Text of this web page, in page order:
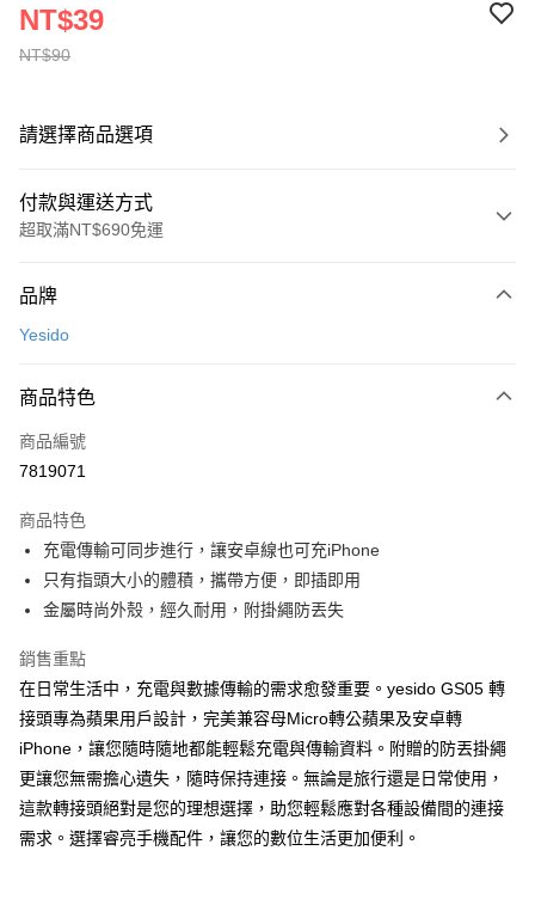
NT$90
NT$39
請選擇商品選項
付款與運送方式
超取滿NT$690免運
信用卡一次付款
LINE Pay
Apple Pay
悠遊付
ATM付款
全家取貨付款
付款後全家取貨
每筆NT$65，滿NT$690(含以上)免運費
7-11取貨付款
品牌
Yesido
商品特色
商品編號
7819071
商品特色
充電傳輸可同步進行，讓安卓線也可充iPhone
只有指頭大小的體積，攜帶方便，即插即用
金屬時尚外殼，經久耐用，附掛繩防丟失
銷售重點
在日常生活中，充電與數據傳輸的需求愈發重要。yesido GS05 轉
接頭專為蘋果用戶設計，完美兼容母Micro轉公蘋果及安卓轉
iPhone，讓您隨時隨地都能輕鬆充電與傳輸資料。附贈的防丟掛繩
更讓您無需擔心遺失，隨時保持連接。無論是旅行還是日常使用，
這款轉接頭絕對是您的理想選擇，助您輕鬆應對各種設備間的連接
需求。選擇睿亮手機配件，讓您的數位生活更加便利。